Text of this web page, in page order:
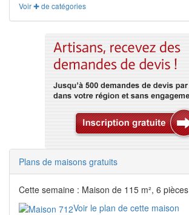
Voir ✚ de catégories
Plans de maisons gratuits
Cette semaine : Maison de 115 m², 6 pièces
Voir le plan de cette maison